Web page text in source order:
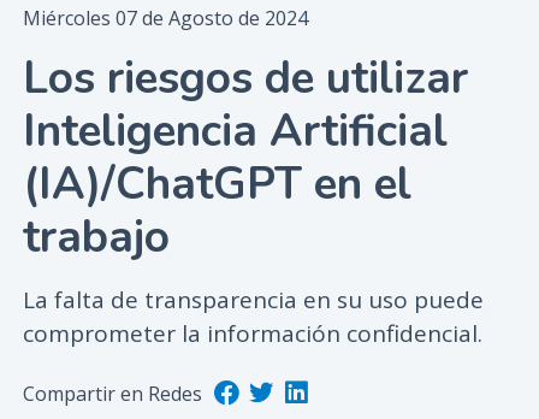
n
e
n
i
o
n
c
p
Miércoles 07 de Agosto de 2024
Los riesgos de utilizar
Inteligencia Artificial
(IA)/ChatGPT en el
trabajo
La falta de transparencia en su uso puede
comprometer la información confidencial.
Compartir en Redes